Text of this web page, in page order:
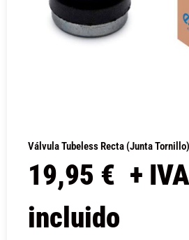
Válvula Tubeless Recta (junta
19,95 € + IVA
incluido